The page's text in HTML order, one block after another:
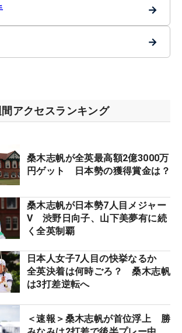
→
→
アクセスランキング
桑木志帆が全英最高額2億3000万
円ゲット 日本勢の獲得賞金は？
桑木志帆が日本勢7人目メジャー
V 渋野日向子、山下美夢有に続
く全英制覇
日本人女子7人目の快挙なるか
全英決着は何時ごろ？ 桑木志帆
は3打差逆転へ
＜速報＞桑木志帆が首位浮上 勝